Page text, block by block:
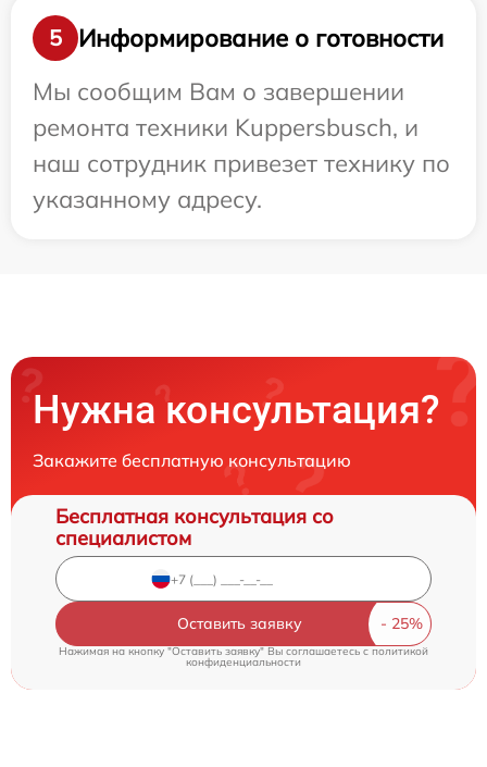
5
Информирование о готовности
Мы сообщим Вам о завершении
ремонта техники Kuppersbusch, и
наш сотрудник привезет технику по
указанному адресу.
Нужна консультация?
Закажите бесплатную консультацию
Бесплатная консультация со
специалистом
Оставить заявку
Нажимая на кнопку "Оставить заявку" Вы соглашаетесь c политикой
конфиденциальности